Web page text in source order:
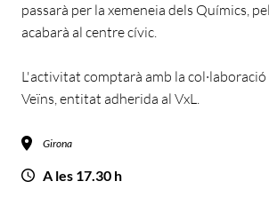
passarà per la xemeneia dels Químics,
acabarà al centre cívic.
L'activitat comptarà amb la
Veïns, entitat adherida al VxL.
Girona
A les 17.30 h